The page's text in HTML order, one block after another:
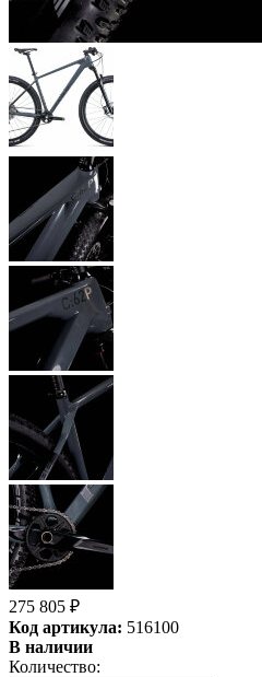
275 805 ₽
Код артикула: 516100
В наличии
Количество: